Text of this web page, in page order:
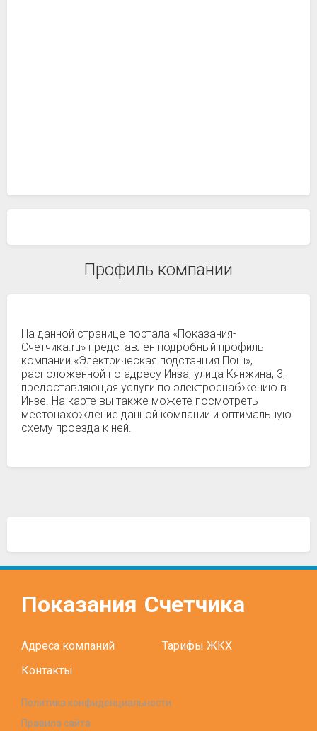
Профиль компании
На данной странице портала «Показания-
Счетчика.ru» представлен подробный профиль
компании «Электрическая подстанция Пош»,
расположенной по адресу Инза, улица Кянжина, 3,
предоставляющая услуги по электроснабжению в
Инзе. На карте вы также можете посмотреть
местонахождение данной компании и оптимальную
схему проезда к ней.
Показания Счетчика
Адреса компаний
Тарифы ЖКХ
Контакты
Политика конфиденциальности
Правила сайта